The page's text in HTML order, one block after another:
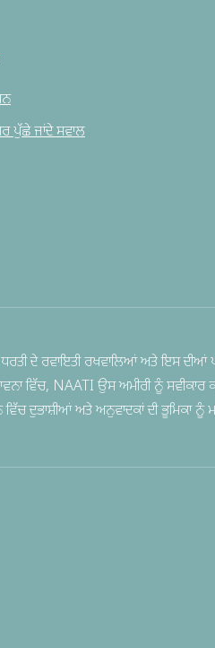
ਪੁੱਛੇ ਜਾਂਦੇ ਸਵਾਲ
ਦੇ ਰਵਾਇਤੀ ਰਖਵਾਲਿਆਂ ਅਤੇ ਇਸ ਦੀਆਂ
ਵਿੱਚ, NAATI ਉਸ ਅਮੀਰੀ ਨੂੰ ਸਵੀਕਾਰ
ਅਤੇ ਅਨੁਵਾਦਕਾਂ ਦੀ ਭੂਮਿਕਾ ਨੂੰ